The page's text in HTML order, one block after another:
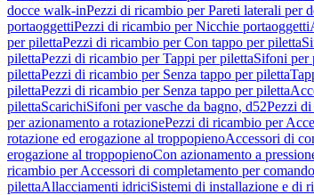
docce walk-inPezzi di ricambio per Pareti laterali per
portaoggettiPezzi di ricambio per Nicchie portaoggetti
per pilettaPezzi di ricambio per Con tappo per piletta
pilettaPezzi di ricambio per Tappi per pilettaSifoni per
pilettaPezzi di ricambio per Senza tappo per piletta
pilettaPezzi di ricambio per Senza tappo per piletta
pilettaScarichiSifoni per vasche da bagno, d52Pezzi
per azionamento a rotazionePezzi di ricambio per
rotazione ed erogazione al troppopienoAccessori di
erogazione al troppopienoCon azionamento a
ricambio per Accessori di completamento per
pilettaAllacciamenti idriciSistemi di installazione e di